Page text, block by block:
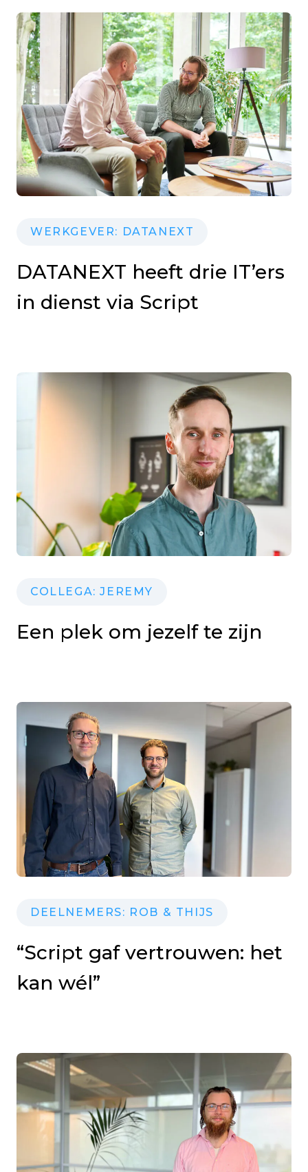
WERKGEVER: DATANEXT
DATANEXT heeft drie IT’ers
in dienst via Script
COLLEGA: JEREMY
Een plek om jezelf te zijn
DEELNEMERS: ROB & THIJS
“Script gaf vertrouwen: het
kan wél”